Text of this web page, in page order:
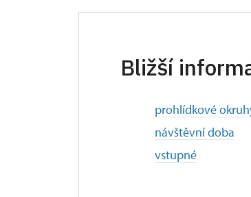
Bližší
prohlídkové
návštěvní doba
vstupné